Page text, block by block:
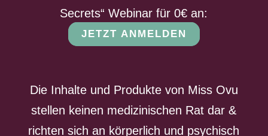
Secrets“ Webinar für 0€ an:
JETZT ANMELDEN
Die Inhalte und Produkte von Miss Ovu
stellen keinen medizinischen Rat dar &
richten sich an körperlich und psychisch